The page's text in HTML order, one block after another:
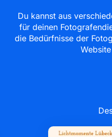
Du kannst aus
für deinen
die Bedürfnisse der